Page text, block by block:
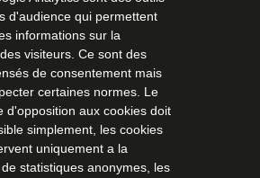
d'audience qui permettent
informations sur la
visiteurs. Ce sont des
de consentement mais
certaines normes. Le
d'opposition aux cookies doit
simplement, les cookies
uniquement a la
statistiques anonymes, les